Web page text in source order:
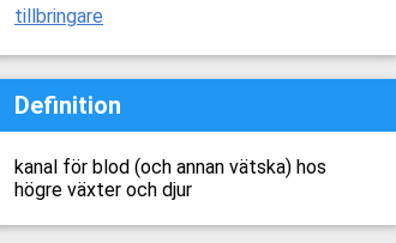
tillbringare
Definition
kanal för blod (och annan vätska) hos
högre växter och djur